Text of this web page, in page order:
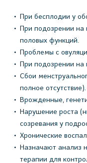
При бесплодии у
При подозрении на
половых функций.
Проблемы с
При подозрении на
Сбои
полное отсутствие).
Врожденные,
Нарушение роста
созревания у
Хронические
Назначают анализ
терапии для